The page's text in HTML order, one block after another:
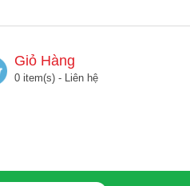
Giỏ Hàng
0 item(s) - Liên hệ